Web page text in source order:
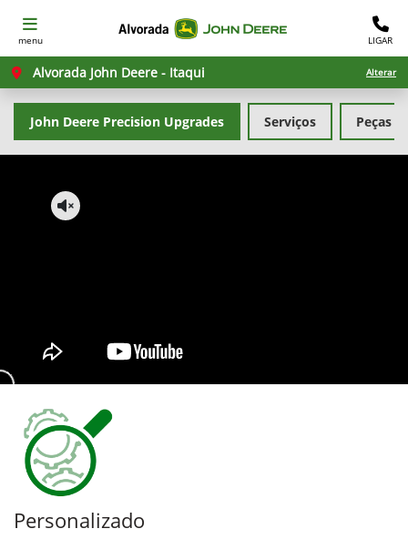
menu LIGAR
Alvorada John Deere - Itaqui Alterar
Serviços Peças
John Deere Precision Upgrades
Personalizado